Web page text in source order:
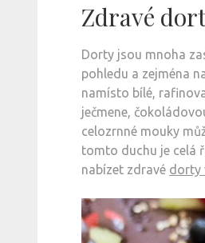
Zdravé
Dorty jsou mnoha
pohledu a zejména
namísto bílé,
ječmene,
celozrnné mouky
tomto duchu je celá
nabízet zdravé dorty